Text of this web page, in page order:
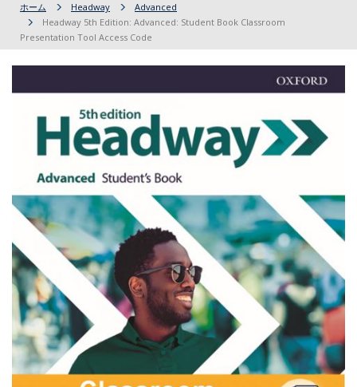
ホーム Headway
Advanced
Headway 5th Edition: Advanced: Student Book Classroom
Presentation Tool Access Code